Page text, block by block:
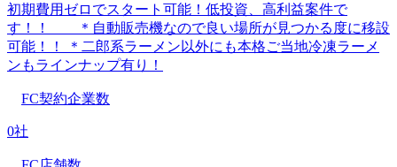
初期費用ゼロでスタート可能！低投資、高利益案件で
す！！ ＊自動販売機なので良い場所が見つかる度に移設
可能！！ ＊二郎系ラーメン以外にも本格ご当地冷凍ラーメ
ンもラインナップ有り！
FC契約企業数
0社